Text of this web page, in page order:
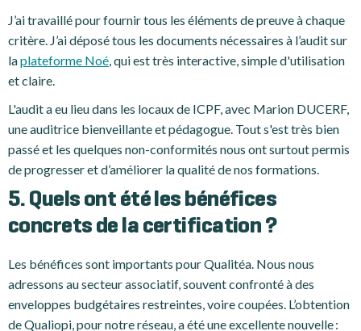
J’ai travaillé pour fournir tous les éléments de preuve à chaque
critère. J’ai déposé tous les documents nécessaires à l’audit sur
laplateforme Noé, qui est très interactive, simple d'utilisation
et claire.
L'audit a eu lieu dans les locaux de ICPF, avec Marion DUCERF,
une auditrice bienveillante et pédagogue. Tout s'est très bien
passé et les quelques non-conformités nous ont surtout permis
de progresser et d’améliorer la qualité de nos formations.
5. Quels ont été les bénéfices
concrets de la certification ?
Les bénéfices sont importants pour Qualitéa. Nous nous
adressons au secteur associatif, souvent confronté à des
enveloppes budgétaires restreintes, voire coupées. L’obtention
de Qualiopi, pour notre réseau, a été une excellente nouvelle :